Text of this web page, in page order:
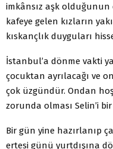
imkânsız aşk olduğunun
kafeye gelen kızların
kıskançlık duyguları
İstanbul’a dönme vakti
çocuktan ayrılacağı ve
çok üzgündür. Ondan
zorunda olması Selin’i
Bir gün yine hazırlanıp
ertesi günü yurtdışına